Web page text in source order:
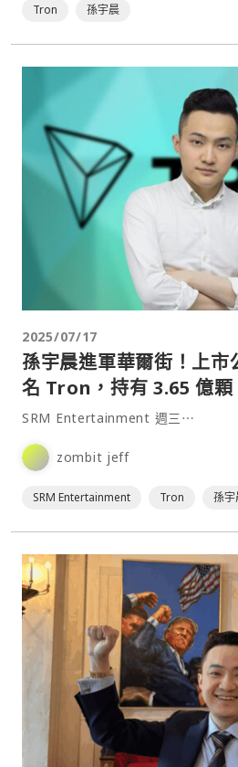
Tron 孫宇晨
2025/07/17
孫宇晨進軍華爾街！上市
名 Tron，持有 3.65 億顆
SRM Entertainment 週三⋯
zombit jeff
SRM Entertainment Tron 孫宇